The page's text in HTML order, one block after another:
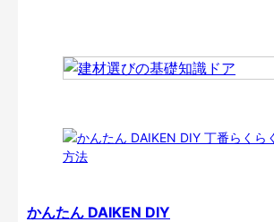
かんたん DAIKEN DIY